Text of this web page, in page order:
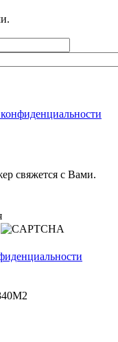
свяжется с Вами.